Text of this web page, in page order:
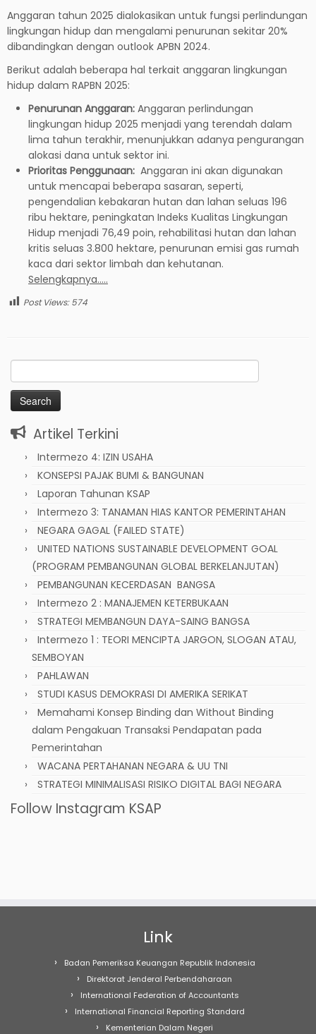
Anggaran tahun 2025 dialokasikan untuk fungsi perlindungan
lingkungan hidup dan mengalami penurunan sekitar 20%
dibandingkan dengan outlook APBN 2024.
Berikut adalah beberapa hal terkait anggaran lingkungan
hidup dalam RAPBN 2025:
Penurunan Anggaran: Anggaran perlindungan
lingkungan hidup 2025 menjadi yang terendah dalam
lima tahun terakhir, menunjukkan adanya pengurangan
alokasi dana untuk sektor ini.
Prioritas Penggunaan: Anggaran ini akan digunakan
untuk mencapai beberapa sasaran, seperti,
pengendalian kebakaran hutan dan lahan seluas 196
ribu hektare, peningkatan Indeks Kualitas Lingkungan
Hidup menjadi 76,49 poin, rehabilitasi hutan dan lahan
kritis seluas 3.800 hektare, penurunan emisi gas rumah
kaca dari sektor limbah dan kehutanan.
Selengkapnya…..
Post Views: 574
Search
for:
Artikel Terkini
Intermezo 4: IZIN USAHA
KONSEPSI PAJAK BUMI & BANGUNAN
Laporan Tahunan KSAP
Intermezo 3: TANAMAN HIAS KANTOR PEMERINTAHAN
NEGARA GAGAL (FAILED STATE)
UNITED NATIONS SUSTAINABLE DEVELOPMENT GOAL
(PROGRAM PEMBANGUNAN GLOBAL BERKELANJUTAN)
PEMBANGUNAN KECERDASAN BANGSA
Intermezo 2 : MANAJEMEN KETERBUKAAN
STRATEGI MEMBANGUN DAYA-SAING BANGSA
Intermezo 1 : TEORI MENCIPTA JARGON, SLOGAN ATAU,
SEMBOYAN
PAHLAWAN
STUDI KASUS DEMOKRASI DI AMERIKA SERIKAT
Memahami Konsep Binding dan Without Binding
dalam Pengakuan Transaksi Pendapatan pada
Pemerintahan
WACANA PERTAHANAN NEGARA & UU TNI
STRATEGI MINIMALISASI RISIKO DIGITAL BAGI NEGARA
Follow Instagram KSAP
Link
Badan Pemeriksa Keuangan Republik Indonesia
Direktorat Jenderal Perbendaharaan
International Federation of Accountants
International Financial Reporting Standard
Kementerian Dalam Negeri